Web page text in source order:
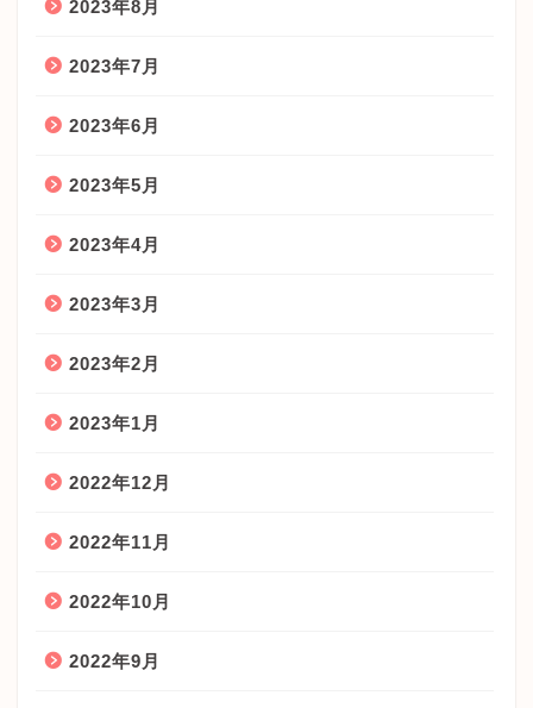
2023年8月
2023年7月
2023年6月
2023年5月
2023年4月
2023年3月
2023年2月
2023年1月
2022年12月
2022年11月
2022年10月
2022年9月